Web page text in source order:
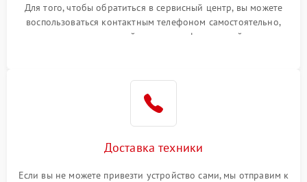
Для того, чтобы обратиться в сервисный центр, вы можете
воспользоваться контактным телефоном самостоятельно,
или оставить свой номер телефона на сайте
Доставка техники
Если вы не можете привезти устройство сами, мы отправим к